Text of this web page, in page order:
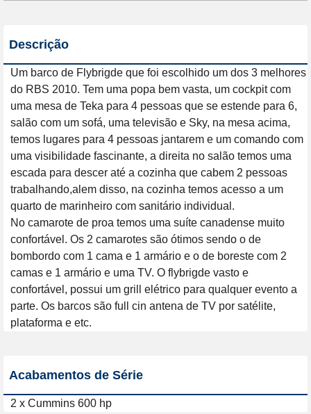
Descrição
Um barco de Flybrigde que foi escolhido um dos 3 melhores
do RBS 2010. Tem uma popa bem vasta, um cockpit com
uma mesa de Teka para 4 pessoas que se estende para 6,
salão com um sofá, uma televisão e Sky, na mesa acima,
temos lugares para 4 pessoas jantarem e um comando com
uma visibilidade fascinante, a direita no salão temos uma
escada para descer até a cozinha que cabem 2 pessoas
trabalhando,alem disso, na cozinha temos acesso a um
quarto de marinheiro com sanitário individual.
No camarote de proa temos uma suíte canadense muito
confortável. Os 2 camarotes são ótimos sendo o de
bombordo com 1 cama e 1 armário e o de boreste com 2
camas e 1 armário e uma TV. O flybrigde vasto e
confortável, possui um grill elétrico para qualquer evento a
parte. Os barcos são full cin antena de TV por satélite,
plataforma e etc.
Acabamentos de Série
2 x Cummins 600 hp